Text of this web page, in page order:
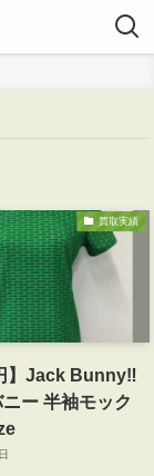
買取実績
】Jack Bunny‼
ー 半袖モック